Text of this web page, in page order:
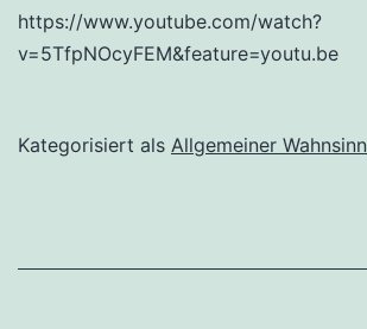
https://www.youtube.com/watch?
v=5TfpNOcyFEM&feature=youtu.be
Kategorisiert als Allgemeiner Wahnsinn